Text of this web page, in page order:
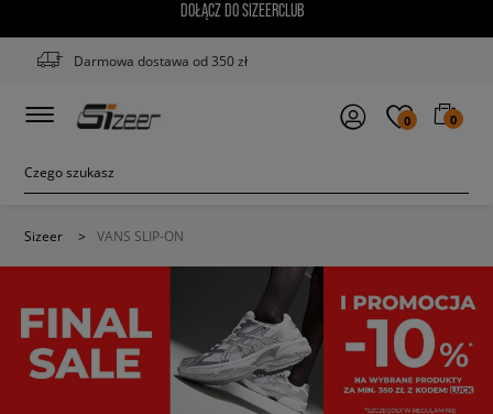
DOŁĄCZ DO SIZEERCLUB
Darmowa dostawa od 350 zł
0 0
Sizeer > VANS SLIP-ON